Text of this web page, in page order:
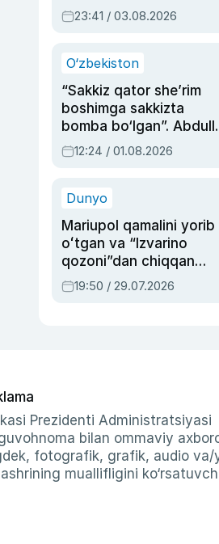
ayolga sud hukmi o‘qildi
23:41 / 03.08.2026
O‘zbekiston
“Sakkiz qator she’rim
boshimga sakkizta
bomba bo‘lgan”.
Oripovni siyosiy
ayblovlardan asrab
12:24 / 01.08.2026
Dunyo
Mariupol qamalini yorib
oʻtgan va “Izvarino
qozoni”dan chiqqan
qahramon — Ukraina
armiyasi bosh
19:50 / 29.07.2026
Prezidenti Administratsiyasi
bilan ommaviy
fotografik, grafik, audio va/
muallifligini